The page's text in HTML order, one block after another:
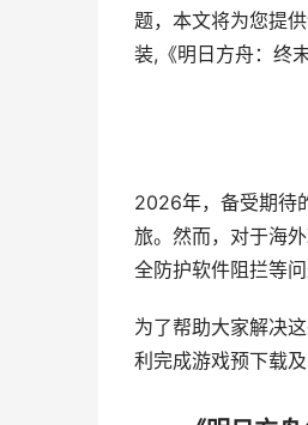
题，本文将为您提
装,《明日方舟：终
2026年，备受期待
旅。然而，对于海
全防护软件阻拦等
为了帮助大家解决
利完成游戏预下载